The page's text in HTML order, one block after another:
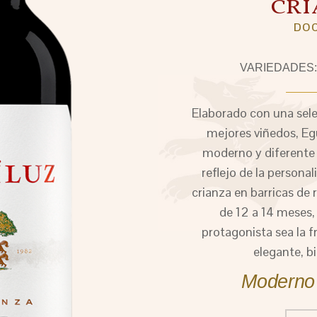
Elaborado con una
mejores viñedos,
moderno y diferente
reflejo de la
crianza en barricas de
de 12 a 14
protagonista sea la
elegante,